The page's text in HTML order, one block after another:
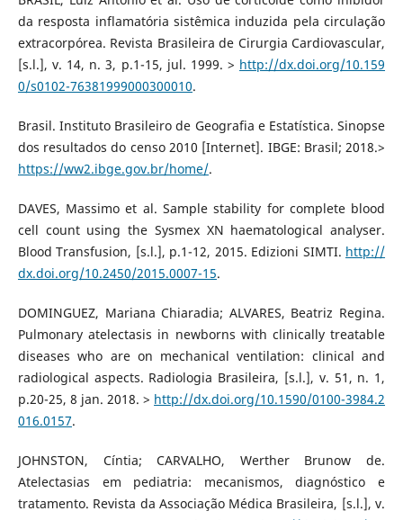
da resposta inflamatória sistêmica induzida pela circulação
extracorpórea. Revista Brasileira de Cirurgia Cardiovascular,
[s.l.], v. 14, n. 3, p.1-15, jul. 1999. > http://dx.doi.org/10.159
0/s0102-76381999000300010.
Brasil. Instituto Brasileiro de Geografia e Estatística. Sinopse
dos resultados do censo 2010 [Internet]. IBGE: Brasil; 2018.>
https://ww2.ibge.gov.br/home/.
DAVES, Massimo et al. Sample stability for complete blood
cell count using the Sysmex XN haematological analyser.
Blood Transfusion, [s.l.], p.1-12, 2015. Edizioni SIMTI. http://
dx.doi.org/10.2450/2015.0007-15.
DOMINGUEZ, Mariana Chiaradia; ALVARES, Beatriz Regina.
Pulmonary atelectasis in newborns with clinically treatable
diseases who are on mechanical ventilation: clinical and
radiological aspects. Radiologia Brasileira, [s.l.], v. 51, n. 1,
p.20-25, 8 jan. 2018. > http://dx.doi.org/10.1590/0100-3984.2
016.0157.
JOHNSTON, Cíntia; CARVALHO, Werther Brunow de.
Atelectasias em pediatria: mecanismos, diagnóstico e
tratamento. Revista da Associação Médica Brasileira, [s.l.], v.